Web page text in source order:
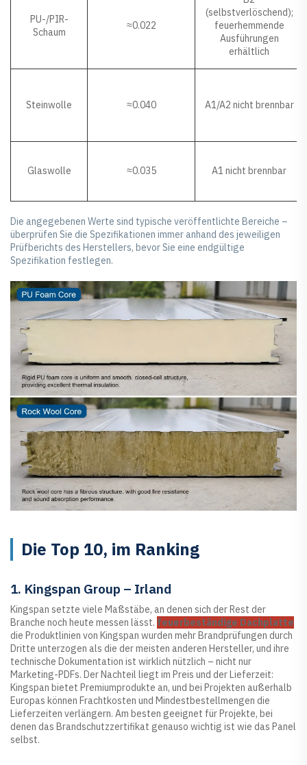
PU-/PIR-
Schaum
≈0.022
(selbstverlöschend);
feuerhemmende
Ausführungen
erhältlich
Steinwolle ≈0.040 A1/A2 nicht brennbar
Glaswolle ≈0.035 A1 nicht brennbar
Die angegebenen Werte sind typische veröffentlichte Bereiche –
überprüfen Sie die Spezifikationen immer anhand des jeweiligen
Prüfberichts des Herstellers, bevor Sie eine endgültige
Spezifikation festlegen.
Die Top 10, im Ranking
1. Kingspan Group – Irland
Kingspan setzte viele Maßstäbe, an denen sich der Rest der
Branche noch heute messen lässt. feuerbeständige Dachplatte
die Produktlinien von Kingspan wurden mehr Brandprüfungen durch
Dritte unterzogen als die der meisten anderen Hersteller, und ihre
technische Dokumentation ist wirklich nützlich – nicht nur
Marketing-PDFs. Der Nachteil liegt im Preis und der Lieferzeit:
Kingspan bietet Premiumprodukte an, und bei Projekten außerhalb
Europas können Frachtkosten und Mindestbestellmengen die
Lieferzeiten verlängern. Am besten geeignet für Projekte, bei
denen das Brandschutzzertifikat genauso wichtig ist wie das Panel
selbst.